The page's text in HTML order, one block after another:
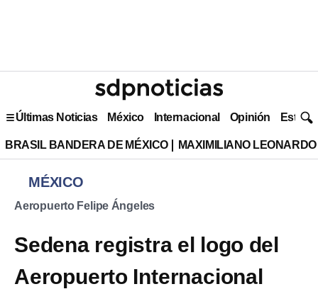
Últimas Noticias México Internacional Opinión Estilo
BRASIL BANDERA DE MÉXICO MAXIMILIANO
MÉXICO
Aeropuerto Felipe Ángeles
Sedena registra el logo del
Aeropuerto Internacional